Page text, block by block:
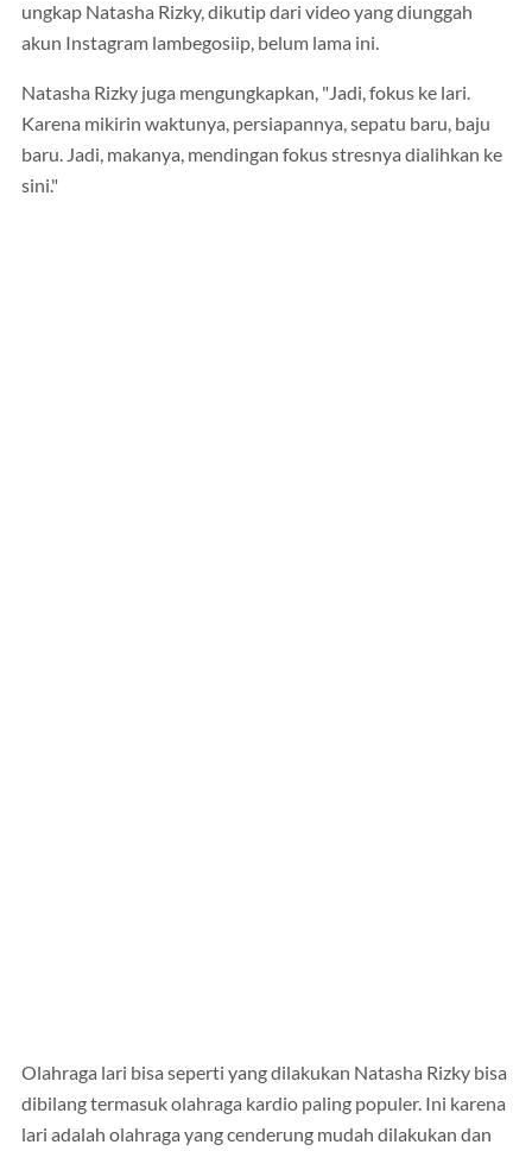
ungkap Natasha Rizky, dikutip dari video yang diunggah
akun Instagram lambegosiip, belum lama ini.
Natasha Rizky juga mengungkapkan, "Jadi, fokus ke lari.
Karena mikirin waktunya, persiapannya, sepatu baru, baju
baru. Jadi, makanya, mendingan fokus stresnya dialihkan ke
sini."
Olahraga lari bisa seperti yang dilakukan Natasha Rizky bisa
dibilang termasuk olahraga kardio paling populer. Ini karena
lari adalah olahraga yang cenderung mudah dilakukan dan